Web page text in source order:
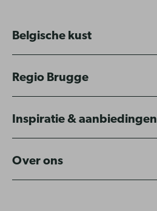
Belgische kust
Regio Brugge
Inspiratie & aanbiedingen
Over ons